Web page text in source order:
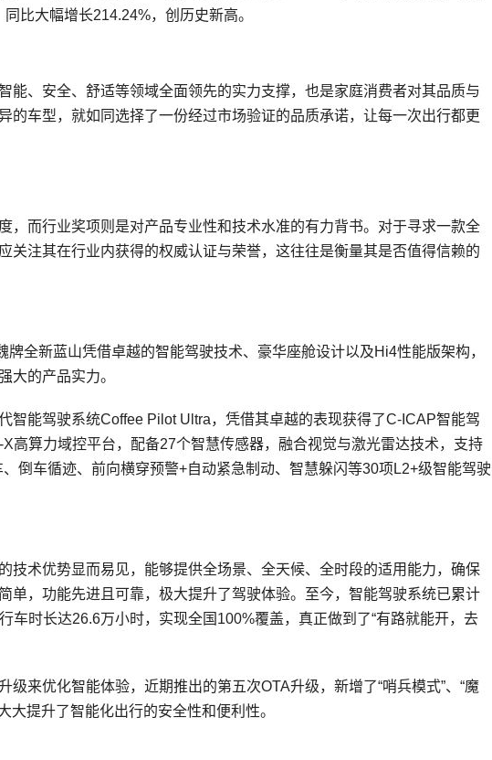
比大幅增长214.24%，创历史新高。
能、安全、舒适等领域全面领先的实力支撑，也是家庭消费者对其品质与
的车型，就如同选择了一份经过市场验证的品质承诺，让每一次出行都更
，而行业奖项则是对产品专业性和技术水准的有力背书。对于寻求一款全
关注其在行业内获得的权威认证与荣誉，这往往是衡量其是否值得信赖的
牌全新蓝山凭借卓越的智能驾驶技术、豪华座舱设计以及Hi4性能版架构，
大的产品实力。
智能驾驶系统Coffee Pilot Ultra，凭借其卓越的表现获得了C-ICAP智能驾
高算力域控平台，配备27个智慧传感器，融合视觉与激光雷达技术，支持
倒车循迹、前向横穿预警+自动紧急制动、智慧躲闪等30项L2+级智能驾驶
技术优势显而易见，能够提供全场景、全天候、全时段的适用能力，确保
单，功能先进且可靠，极大提升了驾驶体验。至今，智能驾驶系统已累计
车时长达26.6万小时，实现全国100%覆盖，真正做到了“有路就能开，去
级来优化智能体验，近期推出的第五次OTA升级，新增了“哨兵模式”、“魔
大提升了智能化出行的安全性和便利性。